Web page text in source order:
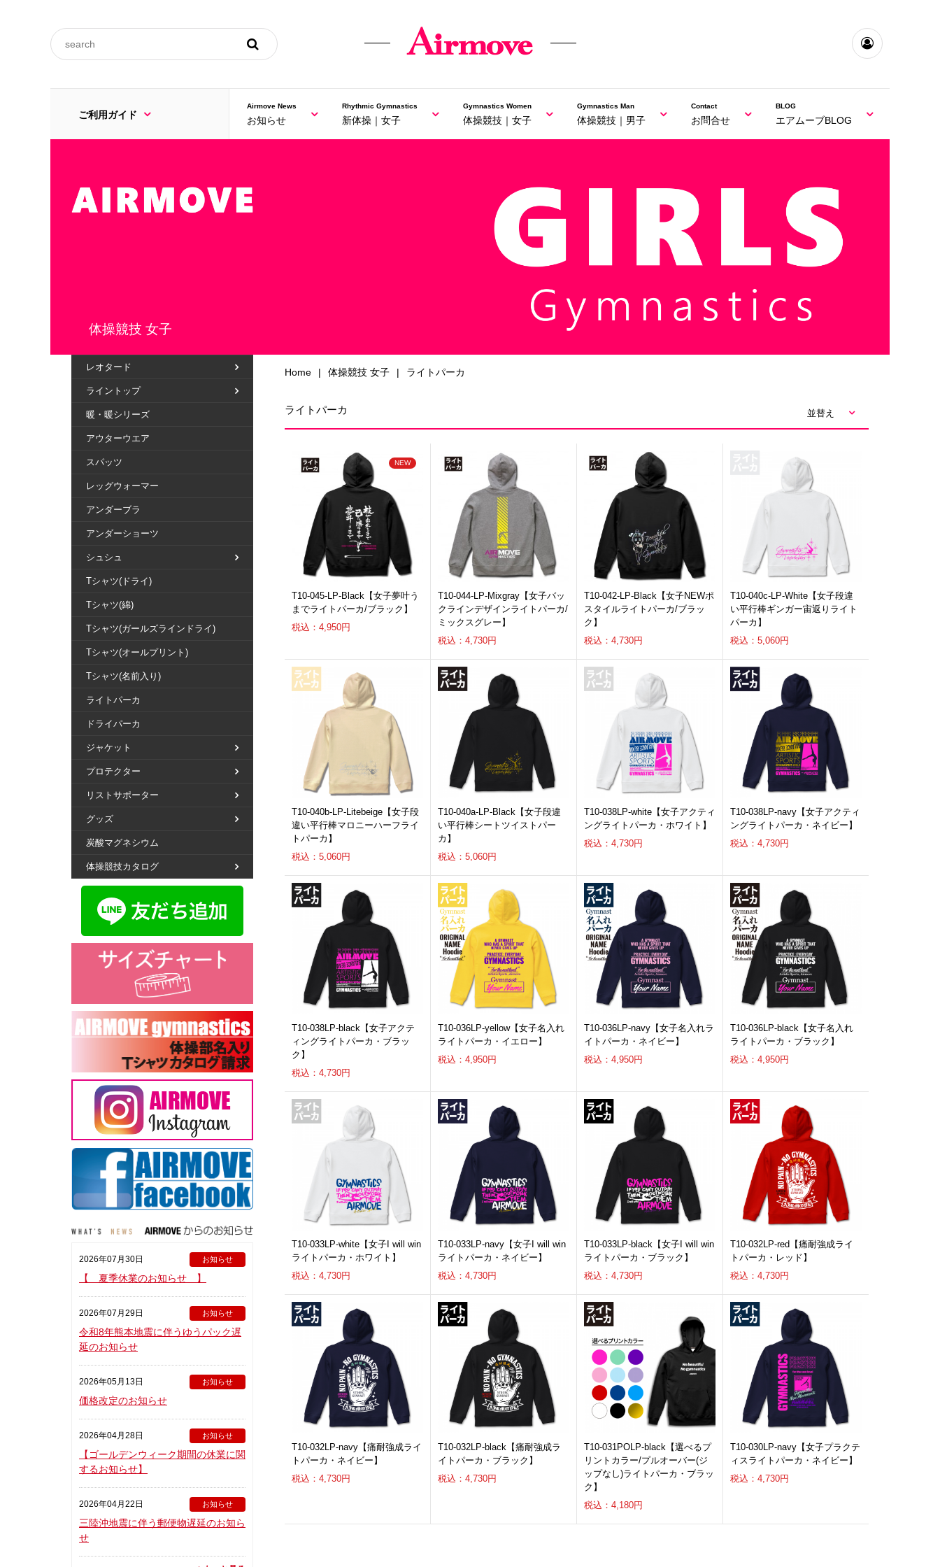
ご利用規約
ご利用ガイド
ご利用規約
Airmove News
お知らせ
Rhythmic Gymnastics
新体操｜女子
Gymnastics Women
体操競技｜女子
Gymnastics Man
体操競技｜男子
Contact
お問合せ
BLOG
エアムーブBLOG
Home 体操競技 女子 ライトパーカ
ライトパーカ 並替え
T10-045-LP-Black【女子夢叶う
までライトパーカ/ブラック】
税込：4,950円
T10-044-LP-Mixgray【女子バッ
クラインデザインライトパーカ/
ミックスグレー】
税込：4,730円
T10-042-LP-Black【女子NEWポ
スタイルライトパーカ/ブラッ
ク】
税込：4,730円
T10-040c-LP-White【女子段違
い平行棒ギンガー宙返りライト
パーカ】
税込：5,060円
T10-040b-LP-Litebeige【女子段
違い平行棒マロニーハーフライ
トパーカ】
税込：5,060円
T10-040a-LP-Black【女子段違
い平行棒シートツイストパー
カ】
税込：5,060円
T10-038LP-white【女子アクティ
ングライトパーカ・ホワイト】
税込：4,730円
T10-038LP-navy【女子アクティ
ングライトパーカ・ネイビー】
税込：4,730円
T10-038LP-black【女子アクテ
ィングライトパーカ・ブラッ
ク】
税込：4,730円
T10-036LP-yellow【女子名入れ
ライトパーカ・イエロー】
税込：4,950円
T10-036LP-navy【女子名入れラ
イトパーカ・ネイビー】
税込：4,950円
T10-036LP-black【女子名入れ
ライトパーカ・ブラック】
税込：4,950円
T10-033LP-white【女子I will win
ライトパーカ・ホワイト】
税込：4,730円
T10-033LP-navy【女子I will win
ライトパーカ・ネイビー】
税込：4,730円
T10-033LP-black【女子I will win
ライトパーカ・ブラック】
税込：4,730円
T10-032LP-red【痛耐強成ライ
トパーカ・レッド】
税込：4,730円
T10-032LP-navy【痛耐強成ライ
トパーカ・ネイビー】
税込：4,730円
T10-032LP-black【痛耐強成ラ
イトパーカ・ブラック】
税込：4,730円
T10-031POLP-black【選べるプ
リントカラー/プルオーバー(ジ
ップなし)ライトパーカ・ブラッ
ク】
税込：4,180円
T10-030LP-navy【女子プラクテ
ィスライトパーカ・ネイビー】
税込：4,730円
体操競技 女子
レオタード
ライントップ
暖・暖シリーズ
アウターウエア
スパッツ
レッグウォーマー
アンダーブラ
アンダーショーツ
シュシュ
Tシャツ(ドライ)
Tシャツ(綿)
Tシャツ(ガールズラインドライ)
Tシャツ(オールプリント)
Tシャツ(名前入り)
ライトパーカ
ドライパーカ
ジャケット
プロテクター
リストサポーター
グッズ
炭酸マグネシウム
体操競技カタログ
2026年07月30日 お知らせ
【 夏季休業のお知らせ 】
2026年07月29日 お知らせ
令和8年熊本地震に伴うゆうパック遅
延のお知らせ
2026年05月13日 お知らせ
価格改定のお知らせ
2026年04月28日 お知らせ
【ゴールデンウィーク期間の休業に関
するお知らせ】
2026年04月22日 お知らせ
三陸沖地震に伴う郵便物遅延のお知ら
せ